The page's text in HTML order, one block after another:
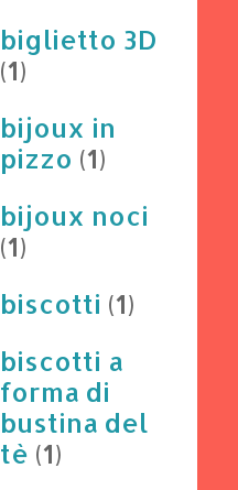
biglietto 3D
(1)
bijoux in
pizzo (1)
bijoux noci
(1)
biscotti (1)
biscotti a
forma di
bustina del
tè (1)